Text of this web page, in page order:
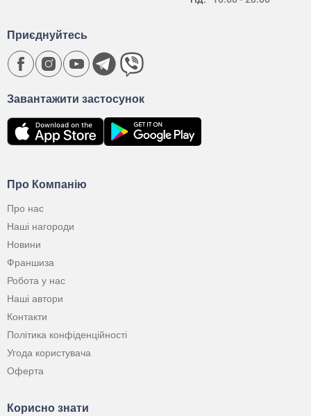
Про Компанію
Про нас
Наші нагороди
Новини
Франшиза
Робота у нас
Наші автори
Контакти
Політика конфіденційності
Угода користувача
Оферта
Корисно знати
Завантажити застосунок
Приєднуйтесь